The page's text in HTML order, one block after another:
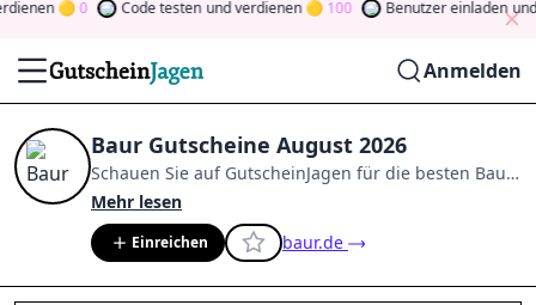
0 Code testen und verdienen 100 Benutzer einladen und
Anmelden
Baur Gutscheine August 2026
Schauen Sie auf GutscheinJagen für die besten Baur-
Angebote im
Community und verdienen Sie Tokens, indem Sie
durch Abstimmen, Testen, Teilen und mehr
beitragen. Drehen Sie den Glücksklee
Sie Geld
Mehr lesen
Einreichen baur.de